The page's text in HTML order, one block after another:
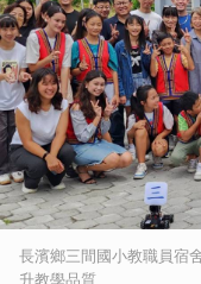
長濱鄉三間國小教職員宿
升教學品質